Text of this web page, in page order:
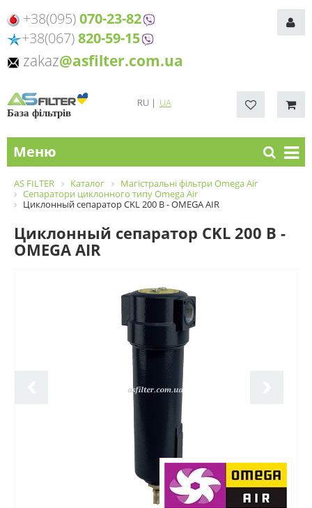
+38(095)070-23-82
+38(067)820-59-15
zakaz@asfilter.com.ua
База фільтрів
RU | UA
Меню
AS FILTER Каталог
Магістральні фільтри Omega Air
Сепаратори циклонного типу Omega Air
Циклонный сепаратор CKL 200 B - OMEGA AIR
Циклонный сепаратор CKL 200 B -
OMEGA AIR